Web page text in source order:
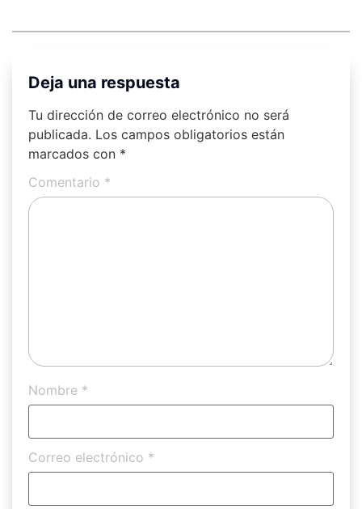
Deja una respuesta
Tu dirección de correo electrónico no será
publicada. Los campos obligatorios están
marcados con *
Comentario *
Nombre *
Correo electrónico *